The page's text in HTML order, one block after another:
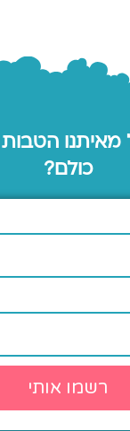
מאיתנו הטבות
כולם?
רשמו אותי